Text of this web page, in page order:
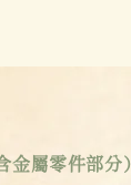
屬零件部分）